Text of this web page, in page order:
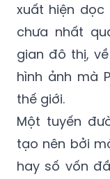
xuất hiện dọc
chưa nhất
gian đô thị,
hình ảnh mà
thế giới.
Một tuyến
tạo nên bởi
hay số vốn